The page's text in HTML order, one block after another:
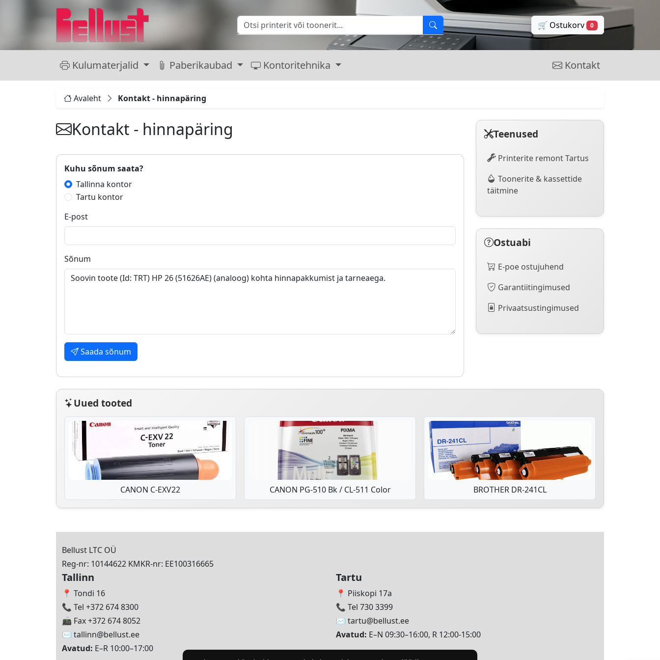
🛒 Ostukorv 0
Kulumaterjalid Paberikaubad Kontoritehnika Kontakt
Avaleht Kontakt - hinnapäring
Kontakt - hinnapäring
Kuhu sõnum saata?
Tallinna kontor
Tartu kontor
E-post
Sõnum
Saada sõnum
Teenused
Printerite remont Tartus
Toonerite & kassettide
täitmine
Ostuabi
E-poe ostujuhend
Garantiitingimused
Privaatsustingimused
Uued tooted
CANON C-EXV22 CANON PG-510 Bk / CL-511 Color BROTHER DR-241CL
Bellust LTC OÜ
Reg-nr: 10144622 KMKR-nr: EE100316665
Tallinn
📍 Tondi 16
📞 Tel +372 674 8300
📠 Fax +372 674 8052
✉️ tallinn@bellust.ee
Avatud: E–R 10:00–17:00
Tartu
📍 Piiskopi 17a
📞 Tel 730 3399
✉️ tartu@bellust.ee
Avatud: E–N 09:30–16:00, R 12:00-15:00